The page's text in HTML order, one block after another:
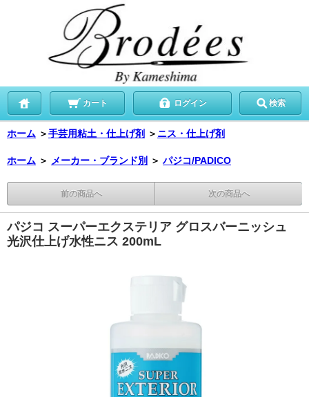
カート ログイン 検索
ホーム ＞手芸用粘土・仕上げ剤 ＞ ニス・仕上げ剤
ホーム ＞ メーカー・ブランド別 ＞ パジコ/PADICO
前の商品へ 次の商品へ
パジコ スーパーエクステリア グロスバーニッシュ
光沢仕上げ水性ニス 200mL